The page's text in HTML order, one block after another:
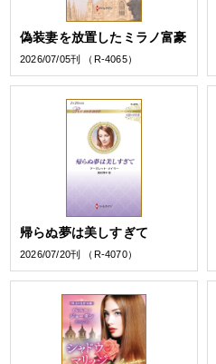
偽装妻を放置したミラノ富豪
2026/07/05刊 （R-4065）
帰らぬ夢は美しすぎて
2026/07/20刊 （R-4070）